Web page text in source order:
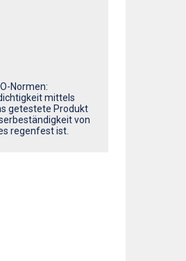
Normen:
mittels
getestete Produkt
von
regenfest ist.